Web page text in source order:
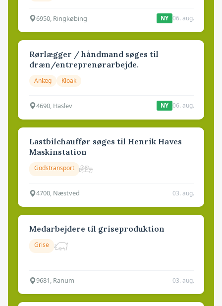
6950, Ringkøbing NY 06. aug.
Rørlægger / håndmand søges til
dræn/entreprenørarbejde.
Anlæg Kloak
4690, Haslev NY 06. aug.
Lastbilchauffør søges til Henrik Haves
Maskinstation
Godstransport
4700, Næstved 03. aug.
Medarbejdere til griseproduktion
Grise
9681, Ranum 03. aug.